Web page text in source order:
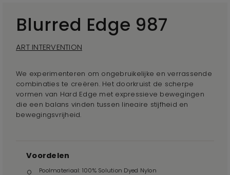
Blurred Edge 987
ART INTERVENTION
We experimenteren om ongebruikelijke en verrassende
combinaties te creëren. Het doorkruist de scherpe
vormen van Hard Edge met expressieve bewegingen
die een balans vinden tussen lineaire stijfheid en
bewegingsvrijheid.
Voordelen
Poolmateriaal: 100% Solution Dyed Nylon